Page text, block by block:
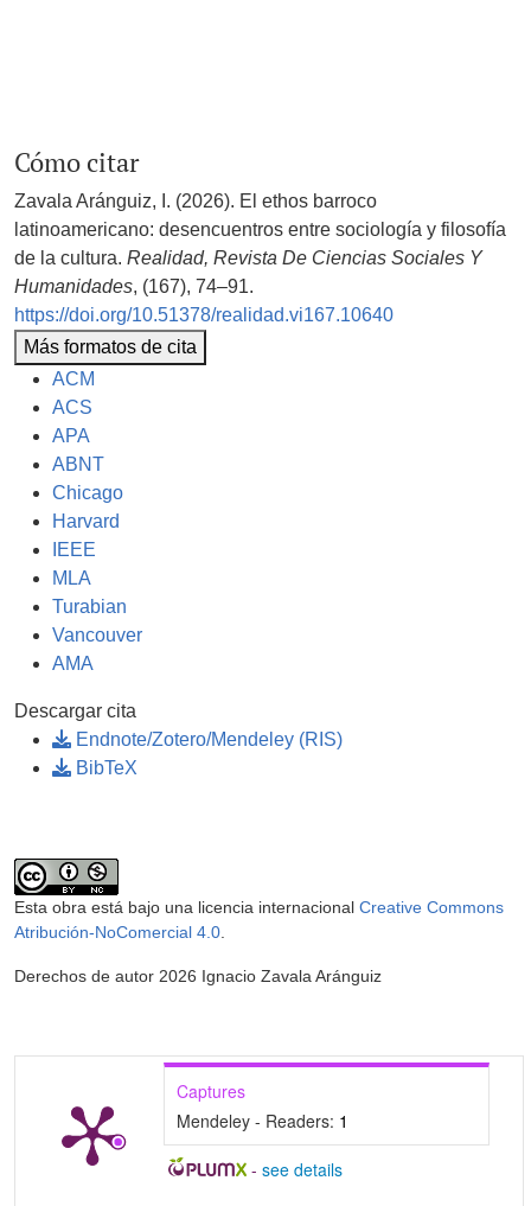
Cómo citar
Zavala Aránguiz, I. (2026). El ethos barroco
latinoamericano: desencuentros entre sociología y filosofía
de la cultura. Realidad, Revista De Ciencias Sociales Y
Humanidades, (167), 74–91.
https://doi.org/10.51378/realidad.vi167.10640
Más formatos de cita
ACM
ACS
APA
ABNT
Chicago
Harvard
IEEE
MLA
Turabian
Vancouver
AMA
Descargar cita
Endnote/Zotero/Mendeley (RIS)
BibTeX
Esta obra está bajo una licencia internacional Creative Commons
Atribución-NoComercial 4.0
Derechos de autor 2026 Ignacio Zavala Aránguiz
Captures
Mendeley - Readers: 1
- see details